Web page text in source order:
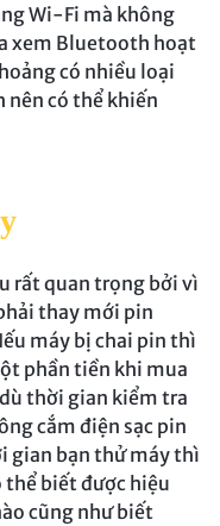
Wi-Fi mà không
xem Bluetooth hoạt
có nhiều loại
có thể khiến
rất quan trọng bởi vì
thay mới pin
máy bị chai pin thì
phần tiền khi mua
thời gian kiểm tra
cắm điện sạc pin
gian bạn thử máy thì
thể biết được hiệu
cũng như biết